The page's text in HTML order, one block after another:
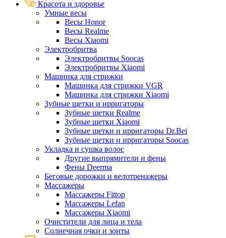
Красота и здоровье
Умные весы
Весы Honor
Весы Realme
Весы Xiaomi
Электробритва
Электробритвы Soocas
Электробритвы Xiaomi
Машинка для стрижки
Машинка для стрижки VGR
Машинка для стрижки Xiaomi
Зубные щетки и ирригаторы
Зубные щетки Realme
Зубные щетки Xiaomi
Зубные щетки и ирригаторы Dr.Bei
Зубные щетки и ирригаторы Soocas
Укладка и сушка волос
Другие выпрямители и фены
Фены Deerma
Беговые дорожки и велотренажеры
Массажеры
Массажеры Fittop
Массажеры Lefan
Массажеры Xiaomi
Очистители для лица и тела
Солнечная очки и зонты